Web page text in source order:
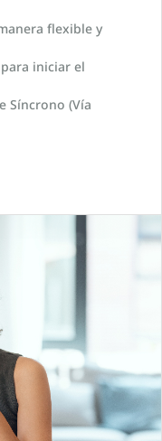
flexible y
iniciar el
Síncrono (Vía